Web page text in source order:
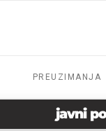
PREUZIMANJA
javni